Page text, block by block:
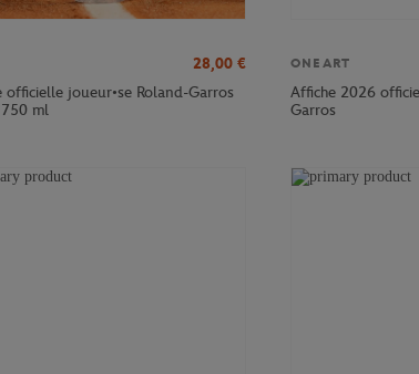
28,00 €
officielle joueur•se Roland-Garros
ml
ONEART
Affiche 2026
Garros